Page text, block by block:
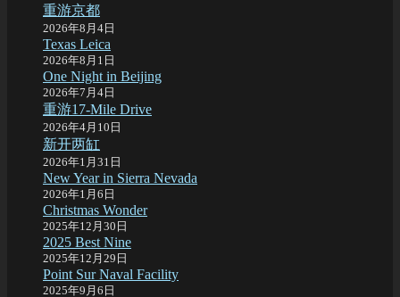
重游京都
2026年8月4日
Texas Leica
2026年8月1日
One Night in Beijing
2026年7月4日
重游17-Mile Drive
2026年4月10日
新开两缸
2026年1月31日
New Year in Sierra Nevada
2026年1月6日
Christmas Wonder
2025年12月30日
2025 Best Nine
2025年12月29日
Point Sur Naval Facility
2025年9月6日